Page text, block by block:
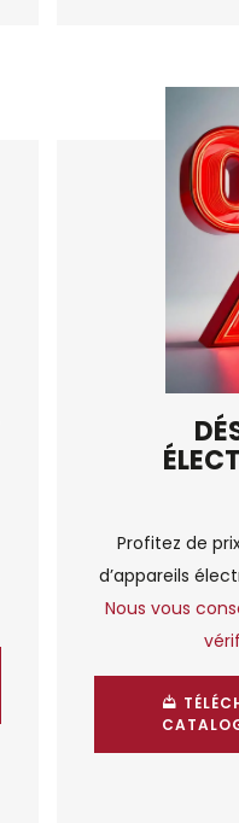
Profitez de
d’appareils
Nous vous